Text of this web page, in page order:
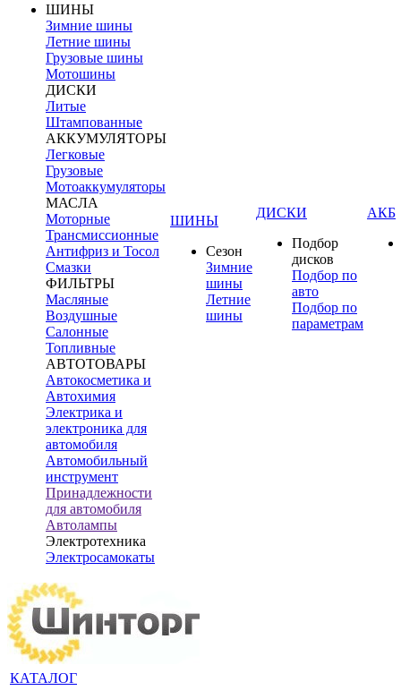
ШИНЫ
Зимние шины
Летние шины
Грузовые шины
Мотошины
ДИСКИ
Литые
Штампованные
АККУМУЛЯТОРЫ
Легковые
Грузовые
Мотоаккумуляторы
МАСЛА
Моторные
Трансмиссионные
Антифриз и Тосол
Смазки
ФИЛЬТРЫ
Масляные
Воздушные
Салонные
Топливные
АВТОТОВАРЫ
Автокосметика и
Автохимия
Электрика и
электроника для
автомобиля
Автомобильный
инструмент
Принадлежности
для автомобиля
Автолампы
Электротехника
Электросамокаты
ШИНЫ
Сезон
Зимние
шины
Летние
шины
ДИСКИ
Подбор
дисков
Подбор по
авто
Подбор по
параметрам
АКБ
КАТАЛОГ